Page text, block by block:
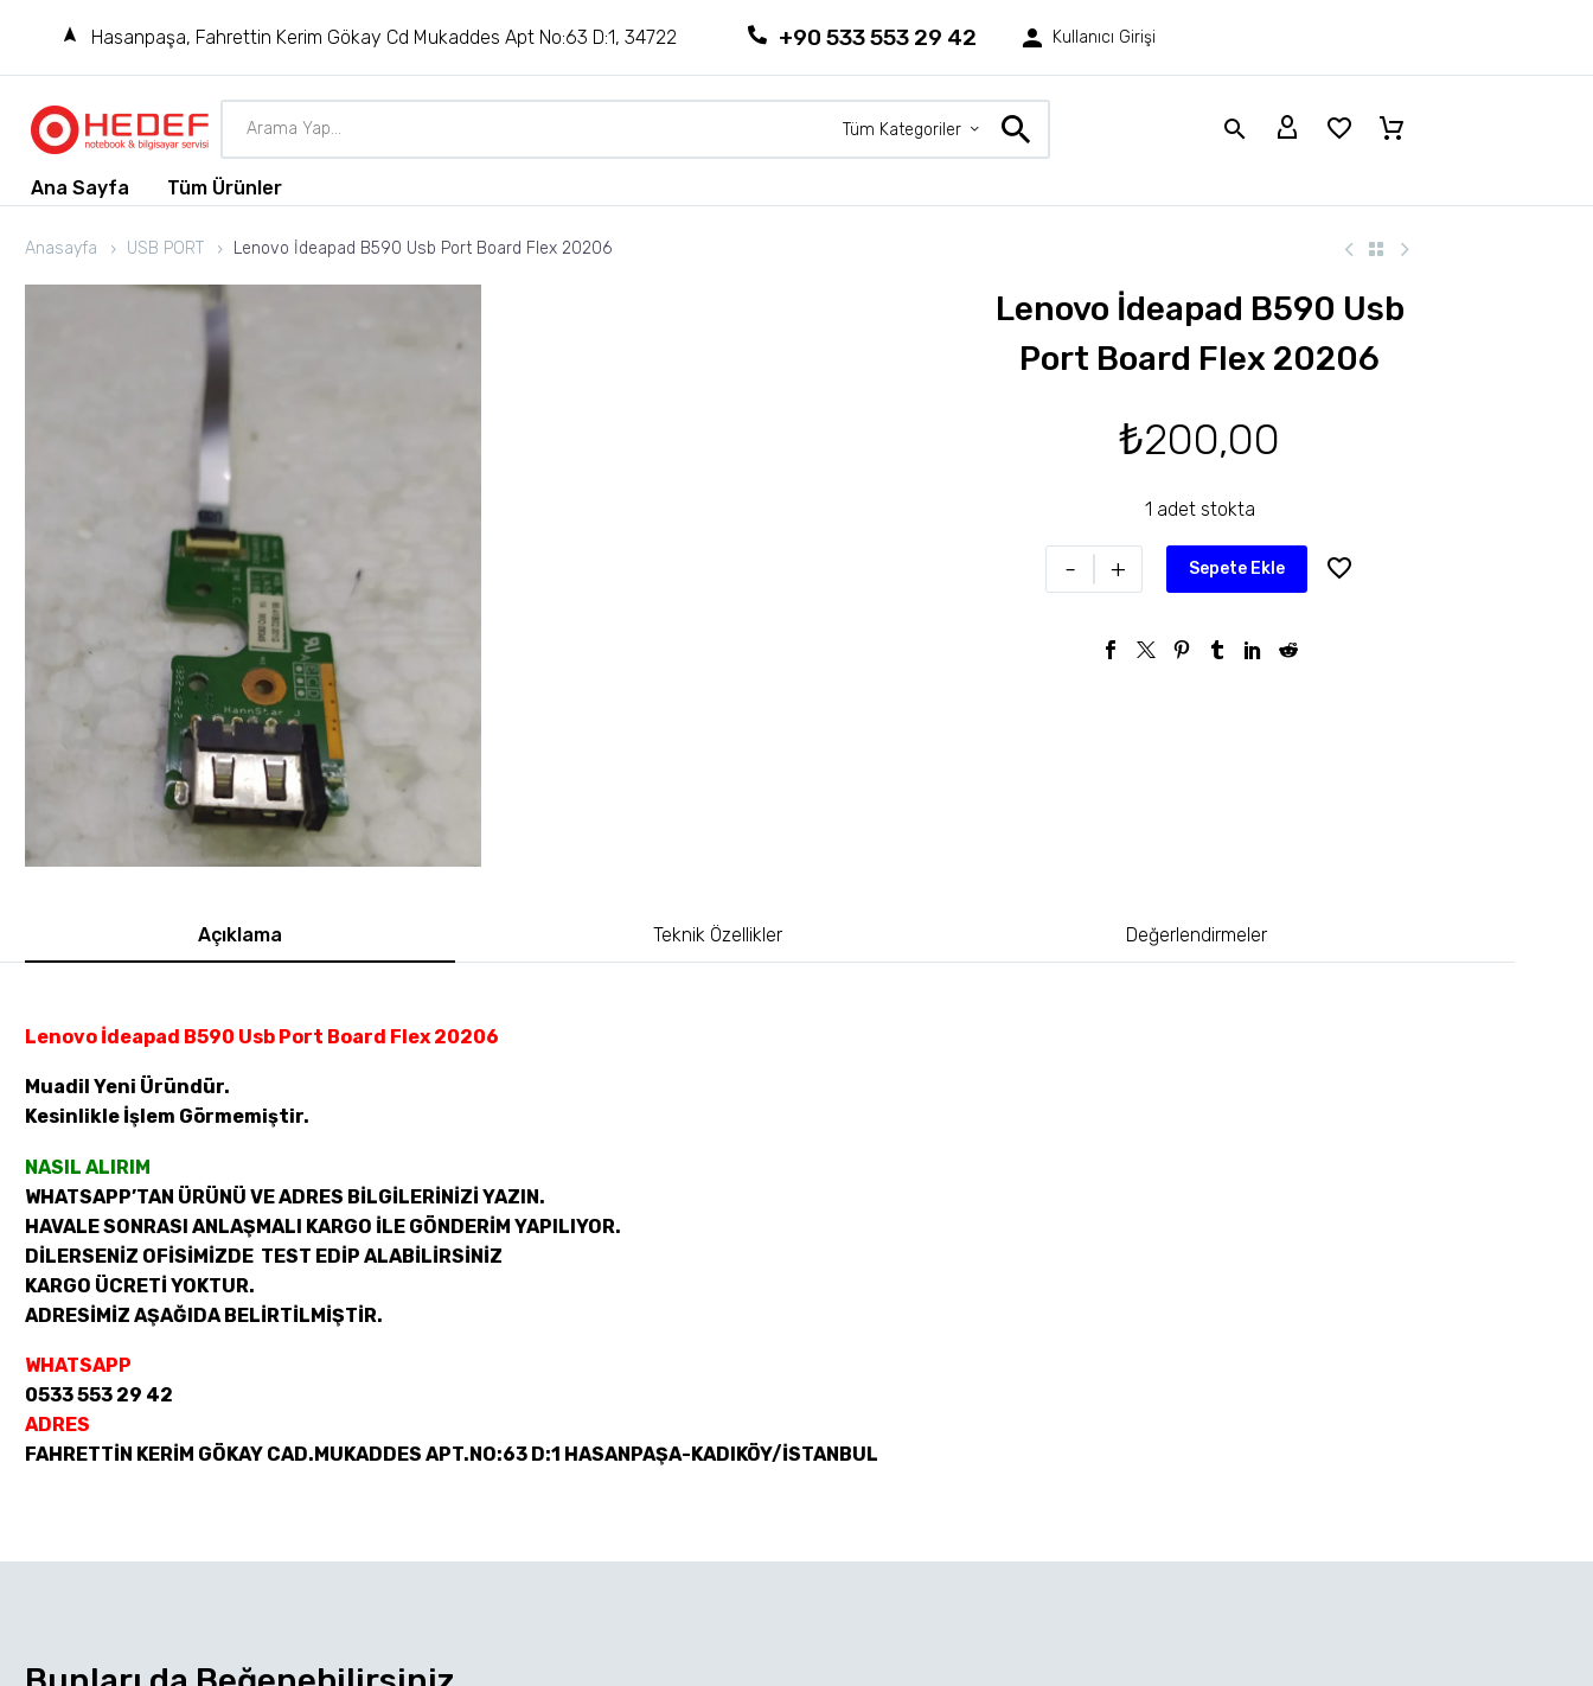
Hasanpaşa, Fahrettin Kerim Gökay Cd Mukaddes Apt No:63 D:1, 34722 +90 533 553 29 42 Kullanıcı Girişi
Tüm Kategoriler
Ana Sayfa Tüm Ürünler
Anasayfa USB PORT Lenovo İdeapad B590 Usb Port Board Flex 20206
Lenovo İdeapad B590 Usb
Port Board Flex 20206
₺200,00
1 adet stokta
- + Sepete Ekle
Açıklama Teknik Özellikler Değerlendirmeler
Lenovo İdeapad B590 Usb Port Board Flex 20206
Muadil Yeni Üründür.
Kesinlikle İşlem Görmemiştir.
NASIL ALIRIM
WHATSAPP’TAN ÜRÜNÜ VE ADRES BİLGİLERİNİZİ YAZIN.
HAVALE SONRASI ANLAŞMALI KARGO İLE GÖNDERİM YAPILIYOR.
DİLERSENİZ OFİSİMİZDE TEST EDİP ALABİLİRSİNİZ
KARGO ÜCRETİ YOKTUR.
ADRESİMİZ AŞAĞIDA BELİRTİLMİŞTİR.
WHATSAPP
0533 553 29 42
ADRES
FAHRETTİN KERİM GÖKAY CAD.MUKADDES APT.NO:63 D:1 HASANPAŞA-KADIKÖY/İSTANBUL